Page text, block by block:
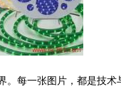
每一张图片，都是技术